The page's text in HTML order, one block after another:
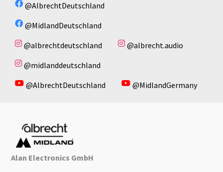
@AlbrechtDeutschland
@MidlandDeutschland
@albrechtdeutschland
@albrecht.audio
@midlanddeutschland
@AlbrechtDeutschland
@MidlandGermany
Alan Electronics GmbH